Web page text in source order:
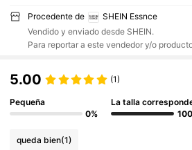
Procedente de
SHEIN Essnce
Vendido y enviado desde SHEIN.
Para reportar a este vendedor y/o
5.00 (1)
Pequeña
0%
La talla
queda bien(1)